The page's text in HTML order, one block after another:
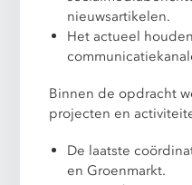
nieuwsartikelen.
Het actueel
Binnen de opdracht
projecten en
De laatste
en Groenmarkt.